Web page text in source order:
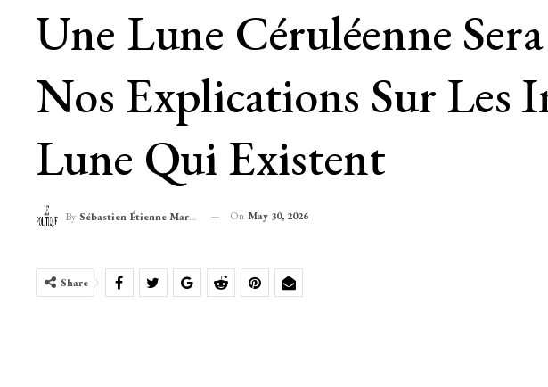
Une Lune Céruléenne
Nos Explications Sur Les
Lune Qui Existent
By Sébastien-Étienne Marechal On May 30, 2026
Share